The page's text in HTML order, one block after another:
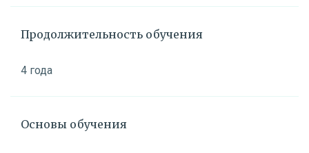
Продолжительность обучения
4 года
Основы обучения